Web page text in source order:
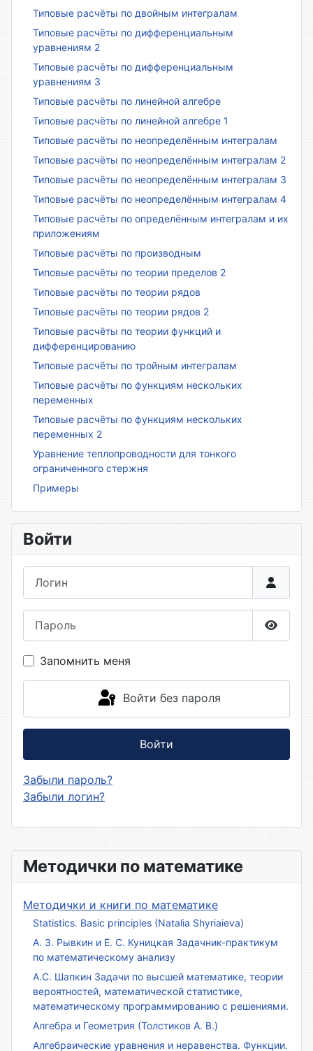
Методички по математике
Методички и книги по математике
Statistics. Basic principles (Natalia Shyriaieva)
А. З. Рывкин и Е. С. Куницкая Задачник-практикум
по математическому анализу
А.С. Шапкин Задачи по высшей математике, теории
вероятностей, математической статистике,
математическому программированию с решениями.
Алгебра и Геометрия (Толстиков А. В.)
Алгебраические уравнения и неравенства. Функции.
Типовые расчёты по двойным интегралам
Типовые расчёты по дифференциальным
уравнениям 2
Типовые расчёты по дифференциальным
уравнениям 3
Типовые расчёты по линейной алгебре
Типовые расчёты по линейной алгебре 1
Типовые расчёты по неопределённым интегралам
Типовые расчёты по неопределённым интегралам 2
Типовые расчёты по неопределённым интегралам 3
Типовые расчёты по неопределённым интегралам 4
Типовые расчёты по определённым интегралам и их
приложениям
Типовые расчёты по производным
Типовые расчёты по теории пределов 2
Типовые расчёты по теории рядов
Типовые расчёты по теории рядов 2
Типовые расчёты по теории функций и
дифференцированию
Типовые расчёты по тройным интегралам
Типовые расчёты по функциям нескольких
переменных
Типовые расчёты по функциям нескольких
переменных 2
Уравнение теплопроводности для тонкого
ограниченного стержня
Примеры
Войти
Запомнить меня
Войти без пароля
Войти
Забыли пароль?
Забыли логин?